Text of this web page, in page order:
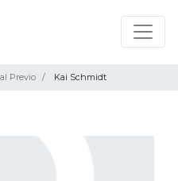
Previo Kai Schmidt